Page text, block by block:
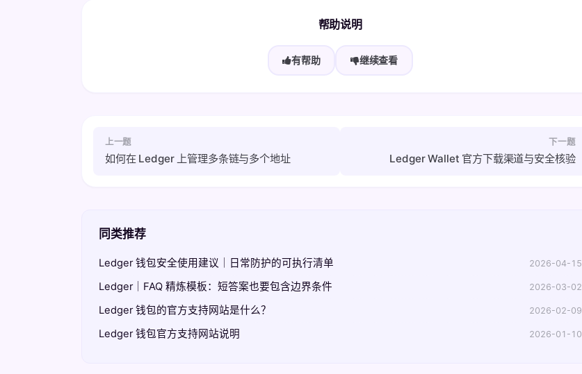
帮助说明
有帮助 继续查看
上一题
如何在 Ledger 上管理多条链与多个地址
下一题
Ledger Wallet 官方下载渠道与安全核验
同类推荐
Ledger 钱包安全使用建议｜日常防护的可执行清单 2026-04-15
Ledger｜FAQ 精炼模板：短答案也要包含边界条件 2026-03-02
Ledger 钱包的官方支持网站是什么？ 2026-02-09
Ledger 钱包官方支持网站说明 2026-01-10